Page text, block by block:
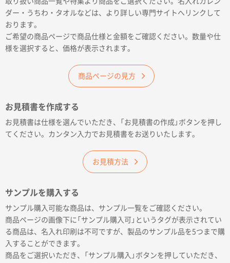
ご注文の流れ
お見積書の作成方法
再注文について
名入れグループサイト
ダー・うちわ・タオルなどは、より詳しい専門サイトへリンクして
おります。
ご希望の商品ページで商品仕様と金額をご確認ください。数量や仕
様を選択すると、価格が表示されます。
商品ページの見方
お見積書を作成する
お見積書は仕様を選んでいただき、「お見積書の作成」ボタンを押し
てください。カンタン入力でお見積書をお送りいたします。
お見積方法
サンプルを購入する
サンプル購入可能な商品は、サンプル一覧をご確認ください。
商品ページの画像下に「サンプル購入可」というタグが表示されてい
る商品は、名入れ印刷は不可ですが、製品のサンプル品を5つまで購
入することができます。
商品をご選択いただき、「サンプル購入」ボタンを押していただき、